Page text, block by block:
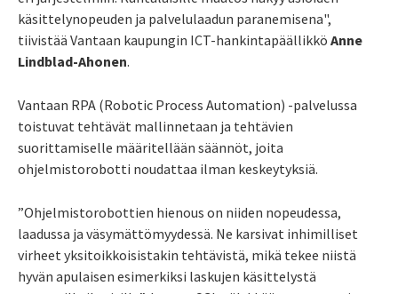
käsittelynopeuden ja palvelulaadun paranemisena",
tiivistää Vantaan kaupungin ICT-hankintapäällikkö Anne
Lindblad-Ahonen.
Vantaan RPA (Robotic Process Automation) -palvelussa
toistuvat tehtävät mallinnetaan ja tehtävien
suorittamiselle määritellään säännöt, joita
ohjelmistorobotti noudattaa ilman keskeytyksiä.
”Ohjelmistorobottien hienous on niiden nopeudessa,
laadussa ja väsymättömyydessä. Ne karsivat inhimilliset
virheet yksitoikkoisistakin tehtävistä, mikä tekee niistä
hyvän apulaisen esimerkiksi laskujen käsittelystä